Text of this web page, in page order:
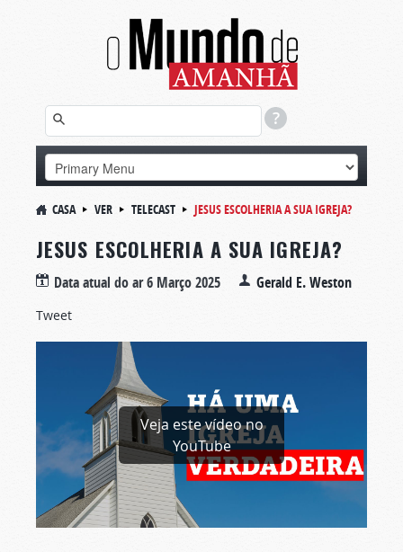
CASA VER TELECAST JESUS ESCOLHERIA A SUA IGREJA?
JESUS ESCOLHERIA A SUA IGREJA?
Data atual do ar6 Março 2025 Gerald E. Weston
Tweet
Veja este vídeo no
YouTube